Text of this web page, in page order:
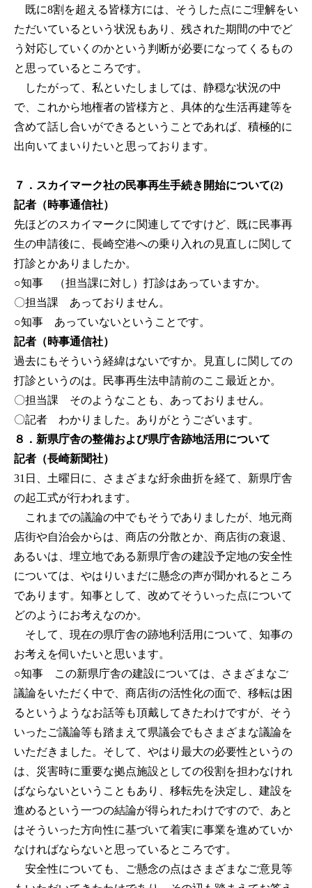
既に8割を超える皆様方には、そうした点にご理解をい
ただいているという状況もあり、残された期間の中でど
う対応していくのかという判断が必要になってくるもの
と思っているところです。
したがって、私といたしましては、静穏な状況の中
で、これから地権者の皆様方と、具体的な生活再建等を
含めて話し合いができるということであれば、積極的に
出向いてまいりたいと思っております。
７．スカイマーク社の民事再生手続き開始について(2)
記者（時事通信社）
先ほどのスカイマークに関連してですけど、既に民事再
生の申請後に、長崎空港への乗り入れの見直しに関して
打診とかありましたか。
○知事 （担当課に対し）打診はあっていますか。
〇担当課 あっておりません。
○知事 あっていないということです。
記者（時事通信社）
過去にもそういう経緯はないですか。見直しに関しての
打診というのは。民事再生法申請前のここ最近とか。
〇担当課 そのようなことも、あっておりません。
〇記者 わかりました。ありがとうございます。
８．新県庁舎の整備および県庁舎跡地活用について
記者（長崎新聞社）
31日、土曜日に、さまざまな紆余曲折を経て、新県庁舎
の起工式が行われます。
これまでの議論の中でもそうでありましたが、地元商
店街や自治会からは、商店の分散とか、商店街の衰退、
あるいは、埋立地である新県庁舎の建設予定地の安全性
については、やはりいまだに懸念の声が聞かれるところ
であります。知事として、改めてそういった点について
どのようにお考えなのか。
そして、現在の県庁舎の跡地利活用について、知事の
お考えを伺いたいと思います。
○知事 この新県庁舎の建設については、さまざまなご
議論をいただく中で、商店街の活性化の面で、移転は困
るというようなお話等も頂戴してきたわけですが、そう
いったご議論等も踏まえて県議会でもさまざまな議論を
いただきました。そして、やはり最大の必要性というの
は、災害時に重要な拠点施設としての役割を担わなけれ
ばならないということもあり、移転先を決定し、建設を
進めるという一つの結論が得られたわけですので、あと
はそういった方向性に基づいて着実に事業を進めていか
なければならないと思っているところです。
安全性についても、ご懸念の点はさまざまなご意見等